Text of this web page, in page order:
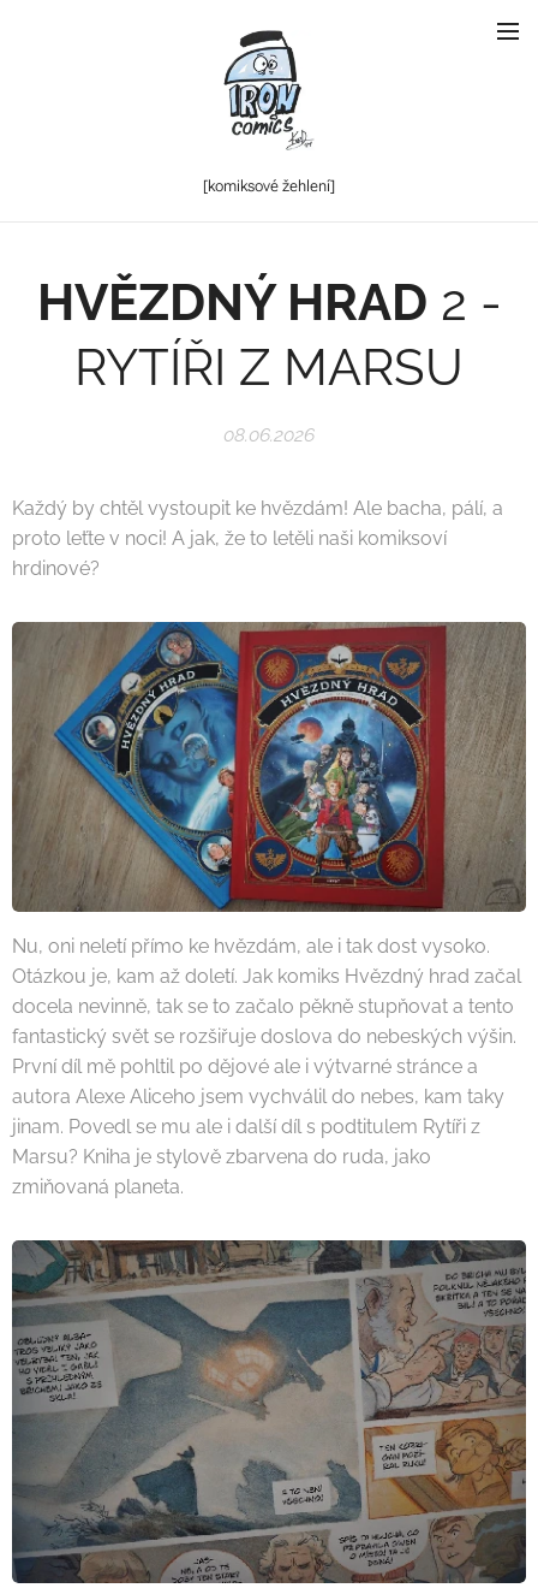
[komiksové žehlení]
HVĚZDNÝ HRAD 2 -
RYTÍŘI Z MARSU
08.06.2026
Každý by chtěl vystoupit ke hvězdám! Ale bacha, pálí, a
proto leťte v noci! A jak, že to letěli naši komiksoví
hrdinové?
Nu, oni neletí přímo ke hvězdám, ale i tak dost vysoko.
Otázkou je, kam až doletí. Jak komiks Hvězdný hrad začal
docela nevinně, tak se to začalo pěkně stupňovat a tento
fantastický svět se rozšiřuje doslova do nebeských výšin.
První díl mě pohltil po dějové ale i výtvarné stránce a
autora Alexe Aliceho jsem vychválil do nebes, kam taky
jinam. Povedl se mu ale i další díl s podtitulem Rytíři z
Marsu? Kniha je stylově zbarvena do ruda, jako
zmiňovaná planeta.